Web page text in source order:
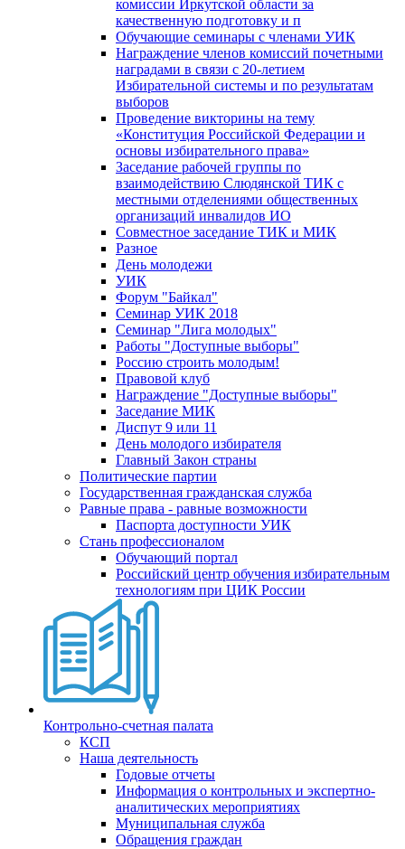
комиссии Иркутской области за
качественную подготовку и п
Обучающие семинары с членами УИК
Награждение членов комиссий почетными
наградами в связи с 20-летием
Избирательной системы и по результатам
выборов
Проведение викторины на тему
«Конституция Российской Федерации и
основы избирательного права»
Заседание рабочей группы по
взаимодействию Слюдянской ТИК с
местными отделениями общественных
организаций инвалидов ИО
Совместное заседание ТИК и МИК
Разное
День молодежи
УИК
Форум "Байкал"
Семинар УИК 2018
Семинар "Лига молодых"
Работы "Доступные выборы"
Россию строить молодым!
Правовой клуб
Награждение "Доступные выборы"
Заседание МИК
Диспут 9 или 11
День молодого избирателя
Главный Закон страны
Политические партии
Государственная гражданская служба
Равные права - равные возможности
Паспорта доступности УИК
Стань профессионалом
Обучающий портал
Российский центр обучения избирательным
технологиям при ЦИК России
Контрольно-счетная палата
КСП
Наша деятельность
Годовые отчеты
Информация о контрольных и экспертно-
аналитических мероприятиях
Муниципальная служба
Обращения граждан